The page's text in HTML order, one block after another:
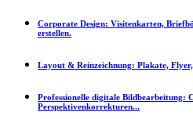
Corporate Design: Visitenkarten,
erstellen.
Layout & Reinzeichnung: Plakate,
Professionelle digitale Bildbearbeitung:
Perspektivenkorrekturen...